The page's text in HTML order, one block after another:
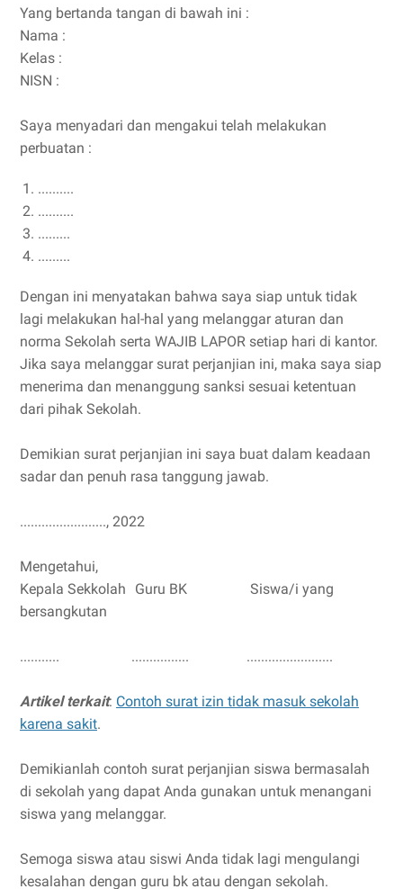
Yang bertanda tangan di bawah ini :
Nama :
Kelas :
NISN :
Saya menyadari dan mengakui telah melakukan
perbuatan :
..........
..........
.........
.........
Dengan ini menyatakan bahwa saya siap untuk tidak
lagi melakukan hal-hal yang melanggar aturan dan
norma Sekolah serta WAJIB LAPOR setiap hari di kantor.
Jika saya melanggar surat perjanjian ini, maka saya siap
menerima dan menanggung sanksi sesuai ketentuan
dari pihak Sekolah.
Demikian surat perjanjian ini saya buat dalam keadaan
sadar dan penuh rasa tanggung jawab.
........................, 2022
Mengetahui,
Kepala Sekkolah
Guru BK
Siswa/i yang
bersangkutan
........... ................ ........................
Artikel terkait: Contoh surat izin tidak masuk sekolah
karena sakit.
Demikianlah contoh surat perjanjian siswa bermasalah
di sekolah yang dapat Anda gunakan untuk menangani
siswa yang melanggar.
Semoga siswa atau siswi Anda tidak lagi mengulangi
kesalahan dengan guru bk atau dengan sekolah.